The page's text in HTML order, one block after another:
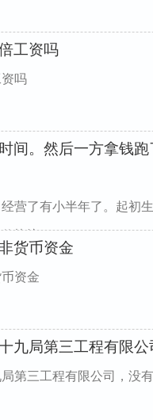
工资吗
吗
间。然后一方拿钱
营了有小半年了。起初
协议 ，...
货币资金
资金
九局第三工程有限
第三工程有限公司，没